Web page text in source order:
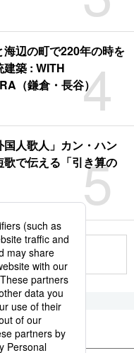
4
海辺の町で220年の時を
築 : WITH
（鎌倉・長谷）
5
国人歌人」カン・ハン
歌で伝える「引き算の